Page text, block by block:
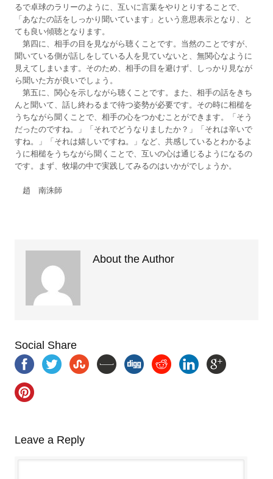
るで卓球のラリーのように、互いに言葉をやりとりすることで、
「あなたの話をしっかり聞いています」という意思表示となり、と
ても良い傾聴となります。
第四に、相手の目を見ながら聴くことです。当然のことですが、
聞いている側が話しをしている人を見ていないと、無関心なように
見えてしまいます。そのため、相手の目を避けず、しっかり見なが
ら聞いた方が良いでしょう。
第五に、関心を示しながら聴くことです。また、相手の話をきち
んと聞いて、話し終わるまで待つ姿勢が必要です。その時に相槌を
うちながら聞くことで、相手の心をつかむことができます。「そう
だったのですね。」「それでどうなりましたか？」「それは辛いで
すね。」「それは嬉しいですね。」など、共感しているとわかるよ
うに相槌をうちながら聞くことで、互いの心は通じるようになるの
です。まず、牧場の中で実践してみるのはいかがでしょうか。
趙 南洙師
About the Author
Social Share
Leave a Reply